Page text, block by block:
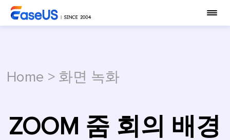
Home > 화면 녹화
ZOOM 줌 회의 배경